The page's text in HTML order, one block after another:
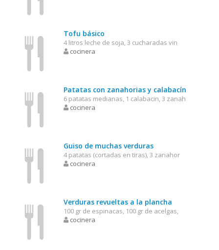
Tofu básico
4 litros leche de soja, 3 cucharadas vin
cocinera
Patatas con zanahorias y calabacín
6 patatas medianas, 1 calabacin, 3 zanah
cocinera
Guiso de muchas verduras
4 patatas (cortadas en tiras), 3 zanahor
cocinera
Verduras revueltas a la plancha
100 gr de espinacas, 100 gr de acelgas,
cocinera